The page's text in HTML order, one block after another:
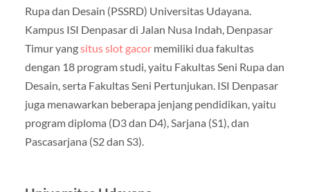
Rupa dan Desain (PSSRD) Universitas Udayana.
Kampus ISI Denpasar di Jalan Nusa Indah, Denpasar
Timur yangsitus slot gacormemiliki dua fakultas
dengan 18 program studi, yaitu Fakultas Seni Rupa dan
Desain, serta Fakultas Seni Pertunjukan. ISI Denpasar
juga menawarkan beberapa jenjang pendidikan, yaitu
program diploma (D3 dan D4), Sarjana (S1), dan
Pascasarjana (S2 dan S3).